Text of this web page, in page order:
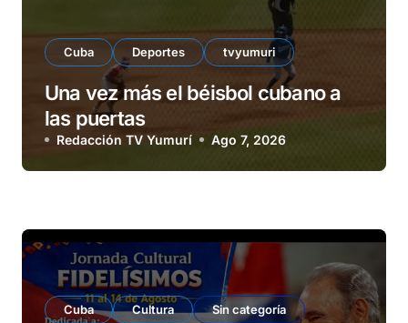
Cuba Deportes tvyumuri
Una vez más el béisbol cubano a
las puertas
Redacción TV Yumurí Ago 7, 2026
Cuba Cultura
Sin categoría